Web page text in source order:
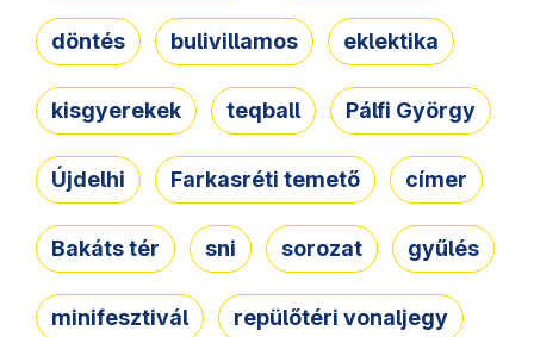
döntés bulivillamos eklektika
kisgyerekek teqball Pálfi György
Újdelhi Farkasréti temető címer
Bakáts tér sni sorozat gyűlés
minifesztivál repülőtéri vonaljegy